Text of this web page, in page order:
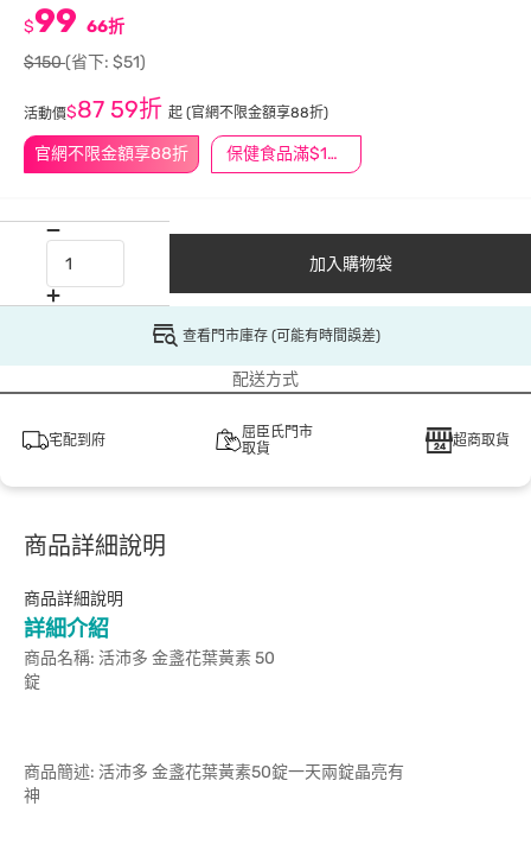
官網不限金額享88折 保健食品滿$1200送$100
$99 66折
$150(省下: $51)
活動價$87 59折 起 (官網不限金額享88折)
加入購物袋
查看門市庫存 (可能有時間誤差)
配送方式
宅配到府
屈臣氏門市
取貨
超商取貨
商品詳細說明
商品詳細說明
詳細介紹
商品名稱: 活沛多 金盞花葉黃素 50
商品簡述: 活沛多 金盞花葉黃素50錠一天兩錠晶亮有